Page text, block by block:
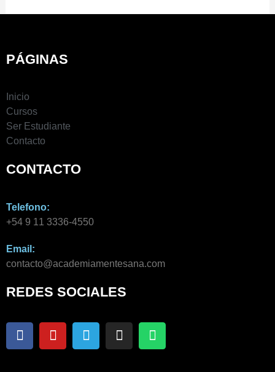
PÁGINAS
Inicio
Cursos
Ser Estudiante
Contacto
CONTACTO
Telefono:
+54 9 11 3336-4550​
Email:
contacto@academiamentesana.com​
REDES SOCIALES
F
a
Y
o
T
e
I
n
W
h